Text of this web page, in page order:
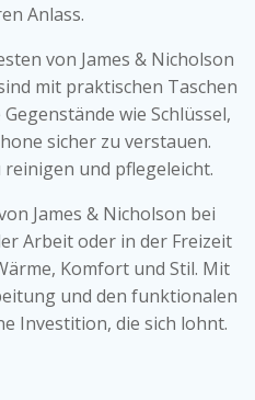
Anlass.
von James & Nicholson
mit praktischen Taschen
wie Schlüssel,
sicher zu verstauen.
reinigen und pflegeleicht.
James & Nicholson bei
Arbeit oder in der Freizeit
Komfort und Stil. Mit
und den funktionalen
Investition, die sich lohnt.